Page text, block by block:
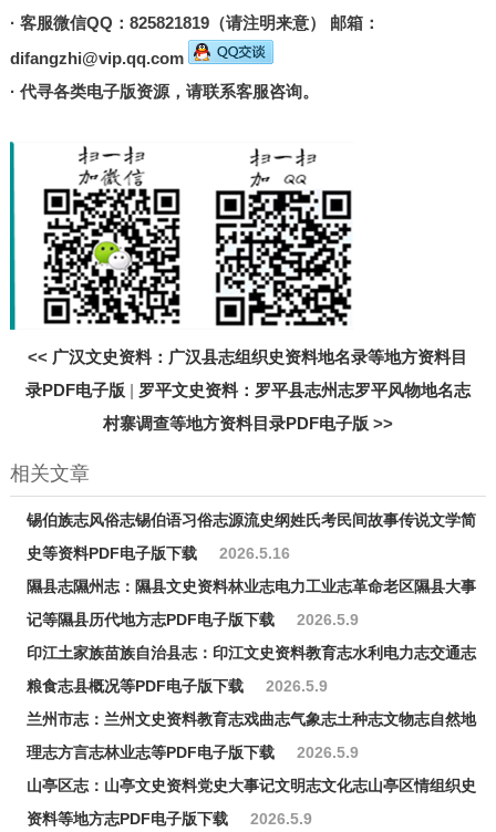
· 客服微信QQ：825821819（请注明来意） 邮箱：
difangzhi@vip.qq.com
· 代寻各类电子版资源，请联系客服咨询。
<< 广汉文史资料：广汉县志组织史资料地名录等地方资料目
录PDF电子版 | 罗平文史资料：罗平县志州志罗平风物地名志
村寨调查等地方资料目录PDF电子版 >>
相关文章
锡伯族志风俗志锡伯语习俗志源流史纲姓氏考民间故事传说文学简
史等资料PDF电子版下载
2026.5.16
隰县志隰州志：隰县文史资料林业志电力工业志革命老区隰县大事
记等隰县历代地方志PDF电子版下载
2026.5.9
印江土家族苗族自治县志：印江文史资料教育志水利电力志交通志
粮食志县概况等PDF电子版下载
2026.5.9
兰州市志：兰州文史资料教育志戏曲志气象志土种志文物志自然地
理志方言志林业志等PDF电子版下载
2026.5.9
山亭区志：山亭文史资料党史大事记文明志文化志山亭区情组织史
资料等地方志PDF电子版下载
2026.5.9